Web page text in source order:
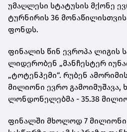
უმაღლესი სტატუსის მქონე
ტურნირის 36
ფონდს.
ფინალის წინ ევროპა ლიგის
ლიდერობენ „მანჩესტერ
„ტოტენჰემი“. რუბენ
მილიონი ევრო
ლონდონელებმა - 35.38
ფინალში მხოლოდ 7 მილიონი